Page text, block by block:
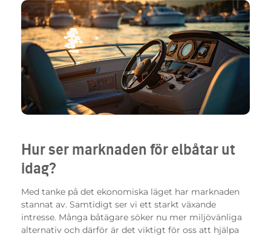
Hur ser marknaden för elbåtar ut
idag?
Med tanke på det ekonomiska läget har marknaden
stannat av. Samtidigt ser vi ett starkt växande
intresse. Många båtägare söker nu mer miljövänliga
alternativ och därför är det viktigt för oss att hjälpa